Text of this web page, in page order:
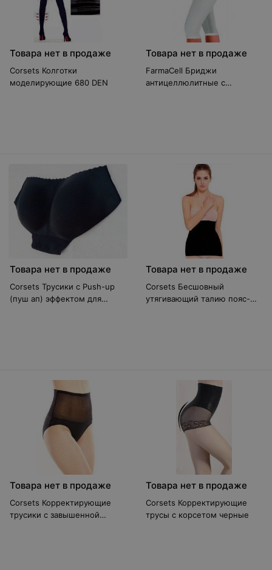
Товара нет в продаже
Corsets Колготки
моделирующие 680 DEN
Товара нет в продаже
FarmaCell Бриджи
антицеллюлитные с
Товара нет в продаже
Corsets Трусики с Push-up
(пуш ап) эффектом для
Товара нет в продаже
Corsets Бесшовный
утягивающий талию пояс-
Товара нет в продаже
Corsets Корректирующие
трусики с завышенной
Товара нет в продаже
Corsets Корректирующие
трусы с корсетом черные